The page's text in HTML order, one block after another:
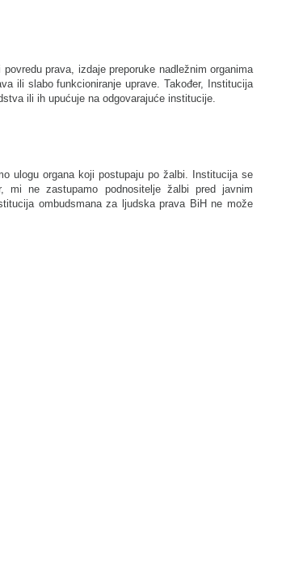
prava, izdaje preporuke nadležnim organima
ili slabo funkcioniranje uprave. Također, Institucija
ili ih upućuje na odgovarajuće institucije.
ulogu organa koji postupaju po žalbi. Institucija se
mi ne zastupamo podnositelje žalbi pred javnim
ombudsmana za ljudska prava BiH ne može